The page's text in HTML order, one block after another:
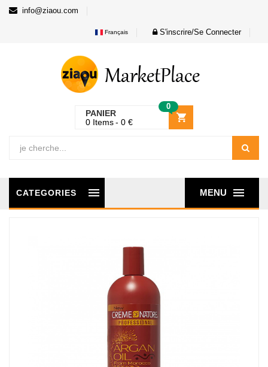
info@ziaou.com
Français S'inscrire/Se Connecter
PANIER
0
0 Items 0 €
MENU
CATEGORIES